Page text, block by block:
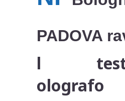
PADOVA
l